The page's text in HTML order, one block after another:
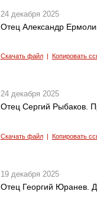
24 декабря 2025
Отец Александр
Скачать файл| Копировать
24 декабря 2025
Отец Сергий Рыбаков.
Скачать файл| Копировать
19 декабря 2025
Отец Георгий Юранев.